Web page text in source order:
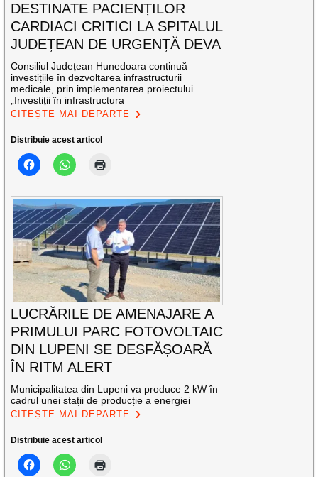
DESTINATE PACIENȚILOR
CARDIACI CRITICI LA SPITALUL
JUDEȚEAN DE URGENȚĂ DEVA
Consiliul Județean Hunedoara continuă
investițiile în dezvoltarea infrastructurii
medicale, prin implementarea proiectului
„Investiții în infrastructura
CITEȘTE MAI DEPARTE
Distribuie acest articol
LUCRĂRILE DE AMENAJARE A
PRIMULUI PARC FOTOVOLTAIC
DIN LUPENI SE DESFĂȘOARĂ
ÎN RITM ALERT
Municipalitatea din Lupeni va produce 2 kW în
cadrul unei stații de producție a energiei
CITEȘTE MAI DEPARTE
Distribuie acest articol